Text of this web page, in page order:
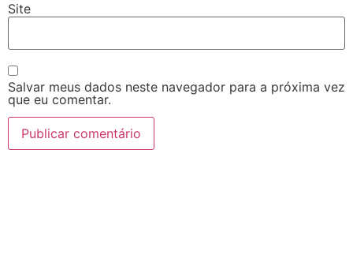
Site
Salvar meus dados neste navegador para a próxima vez
que eu comentar.